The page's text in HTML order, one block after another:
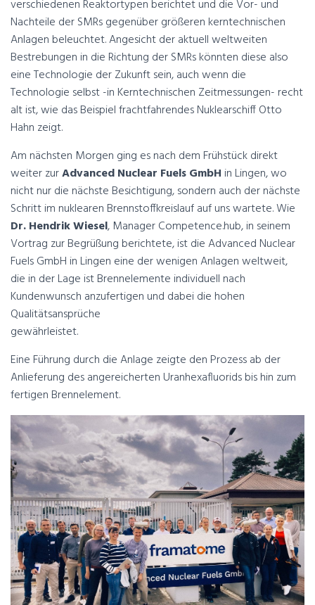
verschiedenen Reaktortypen berichtet und die Vor- und
Nachteile der SMRs gegenüber größeren kerntechnischen
Anlagen beleuchtet. Angesicht der aktuell weltweiten
Bestrebungen in die Richtung der SMRs könnten diese also
eine Technologie der Zukunft sein, auch wenn die
Technologie selbst -in Kerntechnischen Zeitmessungen- recht
alt ist, wie das Beispiel frachtfahrendes Nuklearschiff Otto
Hahn zeigt.
Am nächsten Morgen ging es nach dem Frühstück direkt
weiter zurAdvanced Nuclear Fuels GmbH in Lingen, wo
nicht nur die nächste Besichtigung, sondern auch der nächste
Schritt im nuklearen Brennstoffkreislauf auf uns wartete. Wie
Dr. Hendrik Wiesel, Manager Competence.hub, in seinem
Vortrag zur Begrüßung berichtete, ist die Advanced Nuclear
Fuels GmbH in Lingen eine der wenigen Anlagen weltweit,
die in der Lage ist Brennelemente individuell nach
Kundenwunsch anzufertigen und dabei die hohen
Qualitätsansprüche
gewährleistet.
Eine Führung durch die Anlage zeigte den Prozess ab der
Anlieferung des angereicherten Uranhexafluorids bis hin zum
fertigen Brennelement.